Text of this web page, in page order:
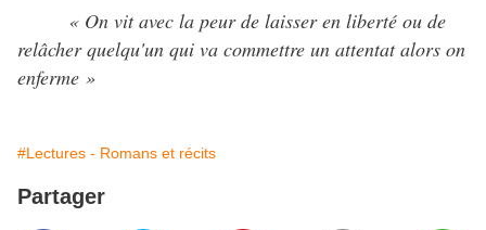
« On vit avec la peur de laisser en liberté ou de
relâcher quelqu'un qui va commettre un attentat alors on
enferme »
#Lectures - Romans et récits
Partager